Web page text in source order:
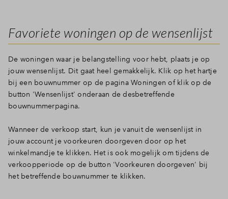
Favoriete woningen op de wensenlijst
De woningen waar je belangstelling voor hebt, plaats je op
jouw wensenlijst. Dit gaat heel gemakkelijk. Klik op het hartje
bij een bouwnummer op de pagina Woningen of klik op de
button 'Wensenlijst' onderaan de desbetreffende
bouwnummerpagina.
Wanneer de verkoop start, kun je vanuit de wensenlijst in
jouw account je voorkeuren doorgeven door op het
winkelmandje te klikken. Het is ook mogelijk om tijdens de
verkoopperiode op de button 'Voorkeuren doorgeven' bij
het betreffende bouwnummer te klikken.